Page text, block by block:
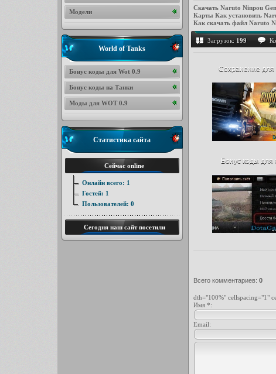
Скачать Naruto Ninpou
Карты Как установить
Как скачать файл Naruto
Загрузок: 199
Сохранение для
Бонус коды для
Всего комментариев: 0
dth="100%" cellspacing="1"
Имя *:
Email:
Модели
World of Tanks
Бонус коды для Wot 0.9
Бонус коды на Танки
Моды для WOT 0.9
Статистика сайта
Сейчас online
Онлайн всего: 1
Гостей: 1
Пользователей: 0
Сегодня наш сайт посетили